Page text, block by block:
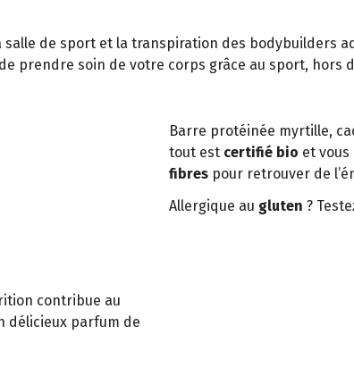
de sport et la transpiration des bodybuilders
prendre soin de votre corps grâce au sport,
Barre protéinée myrtille,
tout est certifié bio et vous
fibres pour retrouver de
Allergique au gluten ?
contribue au
délicieux parfum de